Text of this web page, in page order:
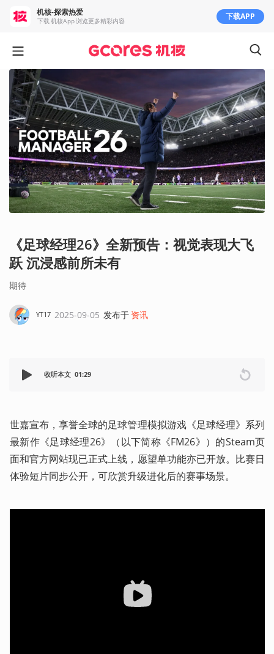
《足球经理26》全新预告：视觉表现大飞
跃 沉浸感前所未有
期待
YT17 2025-09-05 发布于 资讯
收听本文 01:29
世嘉宣布，享誉全球的足球管理模拟游戏《足球经理》系列
最新作《足球经理26》（以下简称《FM26》）的Steam页
面和官方网站现已正式上线，愿望单功能亦已开放。比赛日
体验短片同步公开，可欣赏升级进化后的赛事场景。
机核-探索热爱
下载 机核App 浏览更多精彩内容 下载APP